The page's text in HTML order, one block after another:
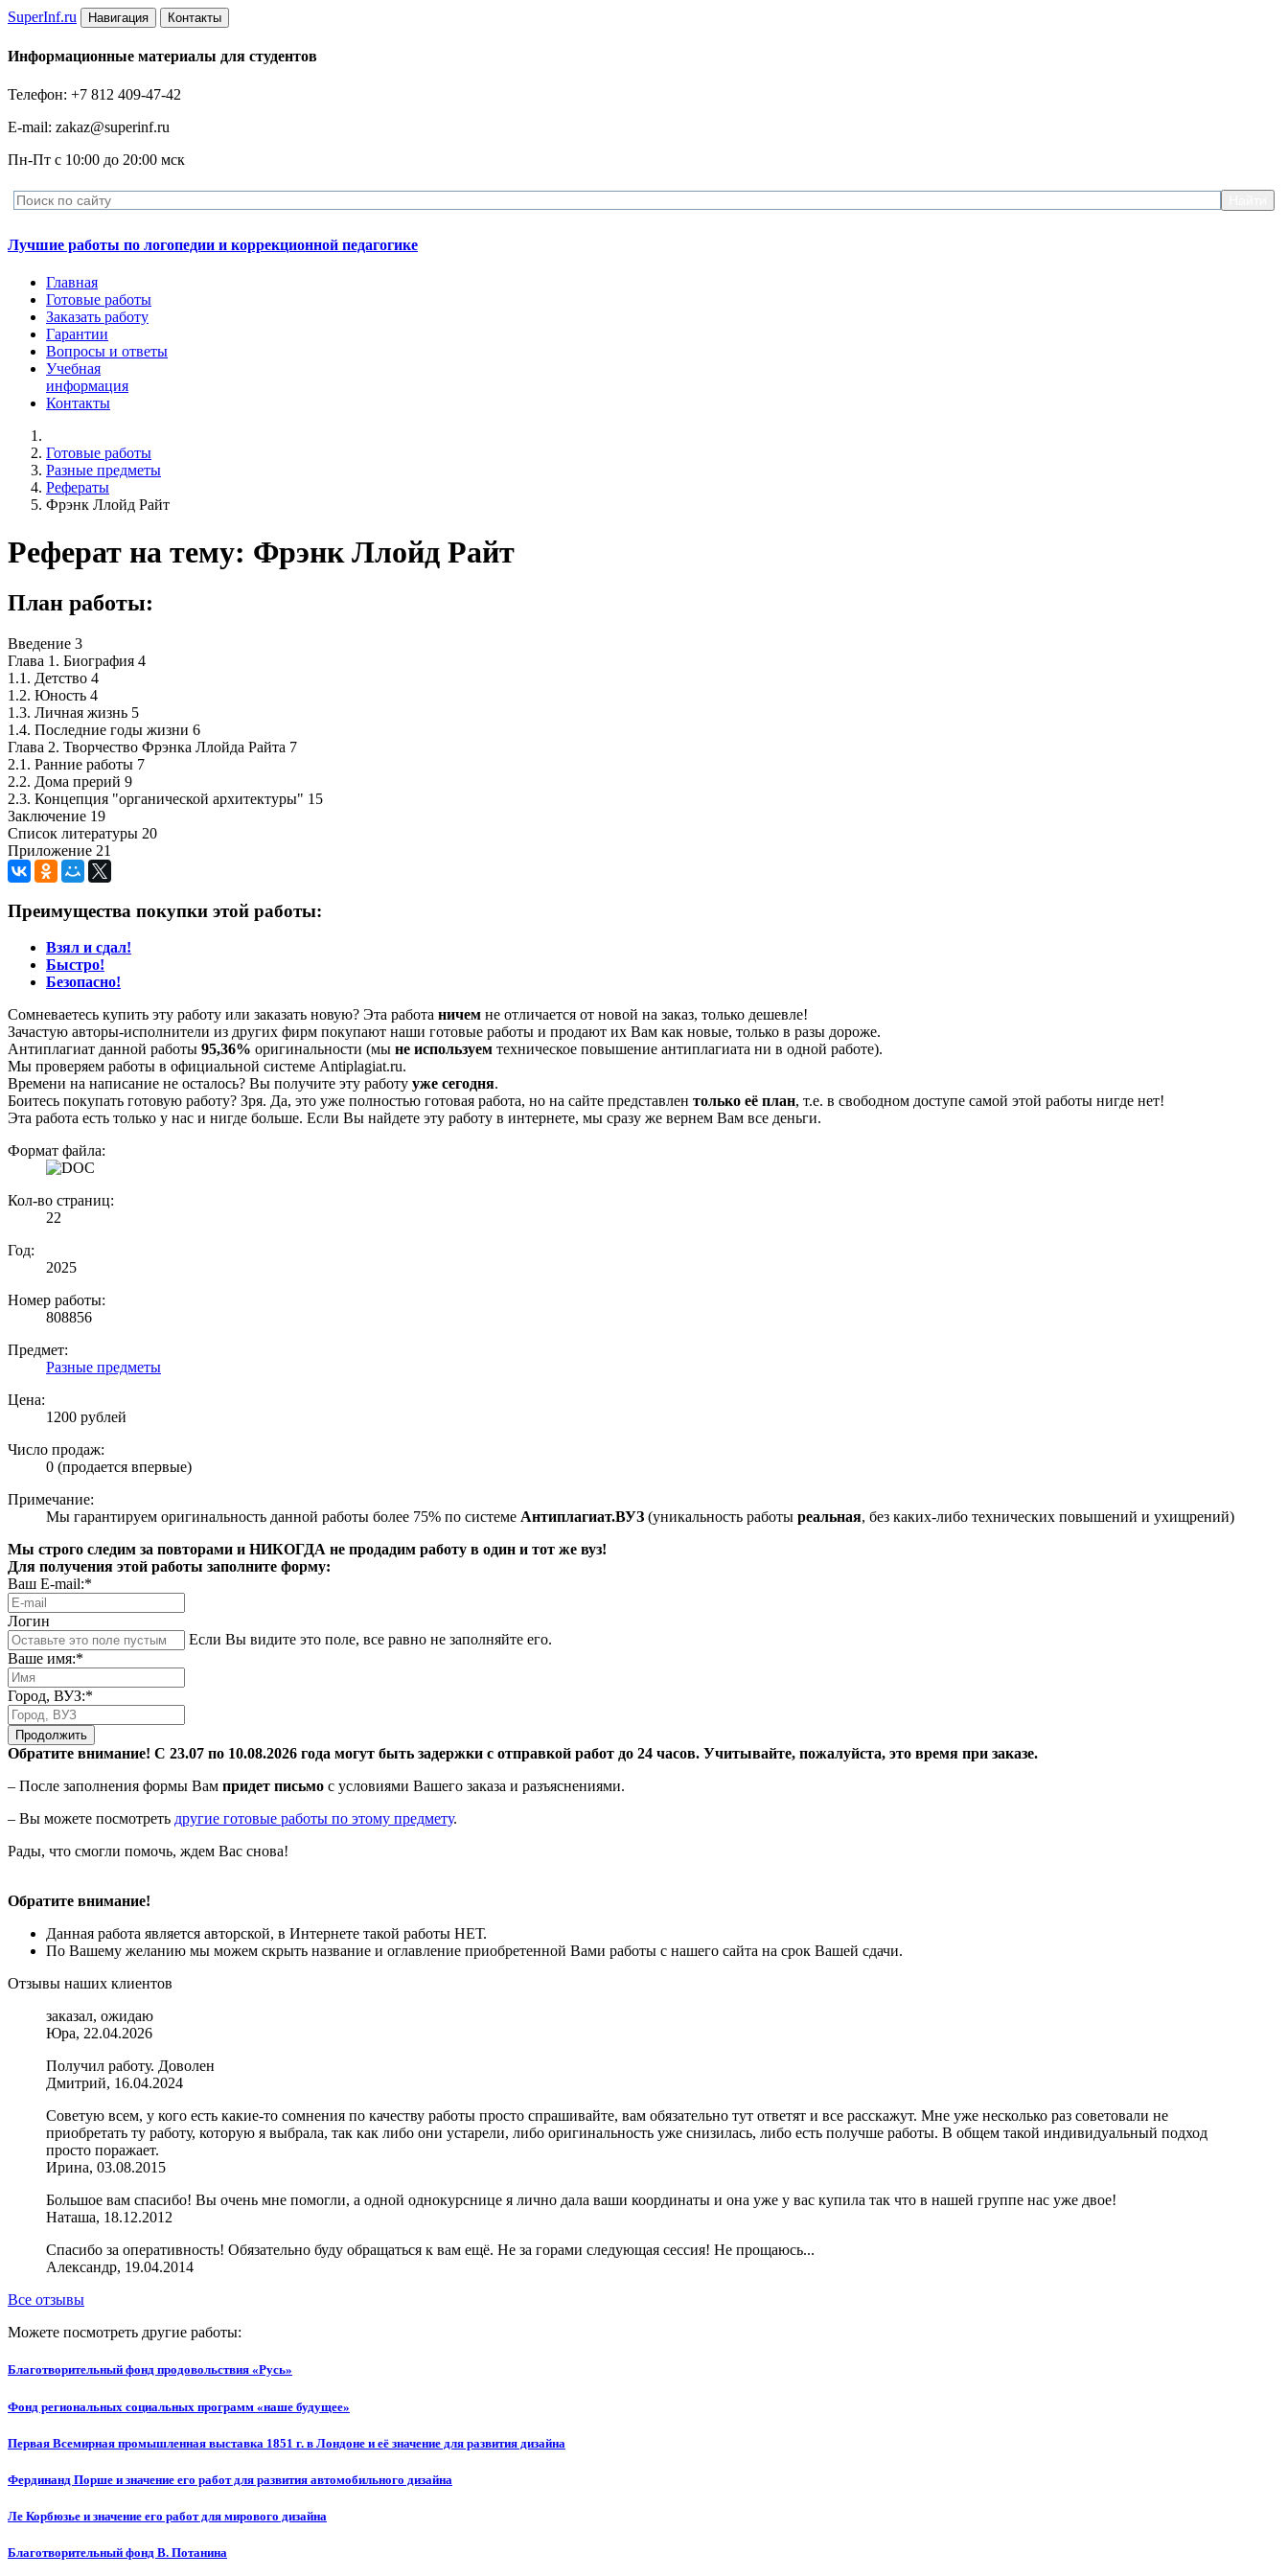
SuperInf.ru Навигация Контакты
Информационные материалы для студентов
Телефон: +7 812 409-47-42
E-mail: zakaz@superinf.ru
Пн-Пт с 10:00 до 20:00 мск
Лучшие работы по логопедии и коррекционной педагогике
Главная
Готовые работы
Заказать работу
Гарантии
Вопросы и ответы
Учебная
информация
Контакты
Готовые работы
Разные предметы
Рефераты
Фрэнк Ллойд Райт
Реферат на тему: Фрэнк Ллойд Райт
План работы:
Введение 3
Глава 1. Биография 4
1.1. Детство 4
1.2. Юность 4
1.3. Личная жизнь 5
1.4. Последние годы жизни 6
Глава 2. Творчество Фрэнка Ллойда Райта 7
2.1. Ранние работы 7
2.2. Дома прерий 9
2.3. Концепция "органической архитектуры" 15
Заключение 19
Список литературы 20
Приложение 21
Преимущества покупки этой работы:
Взял и сдал!
Быстро!
Безопасно!
Сомневаетесь купить эту работу или заказать новую? Эта работа ничем не отличается от новой на заказ, только дешевле!
Зачастую авторы-исполнители из других фирм покупают наши готовые работы и продают их Вам как новые, только в разы дороже.
Антиплагиат данной работы 95,36% оригинальности (мы не используем техническое повышение антиплагиата ни в одной работе).
Мы проверяем работы в официальной системе Аntiplagiat.ru.
Времени на написание не осталось? Вы получите эту работу уже сегодня.
Боитесь покупать готовую работу? Зря. Да, это уже полностью готовая работа, но на сайте представлен только её план, т.е. в свободном доступе самой этой работы нигде нет!
Эта работа есть только у нас и нигде больше. Если Вы найдете эту работу в интернете, мы сразу же вернем Вам все деньги.
Формат файла:
Кол-во страниц:
22
Год:
2025
Номер работы:
808856
Предмет:
Разные предметы
Цена:
1200 рублей
Число продаж:
0 (продается впервые)
Примечание:
Мы гарантируем оригинальность данной работы более 75% по системе Антиплагиат.ВУЗ (уникальность работы реальная, без каких-либо технических повышений и ухищрений)
Мы строго следим за повторами и НИКОГДА не продадим работу в один и тот же вуз!
Для получения этой работы заполните форму:
Ваш E-mail:*
Логин
Если Вы видите это поле, все равно не заполняйте его.
Ваше имя:*
Город, ВУЗ:*
Продолжить
Обратите внимание! С 23.07 по 10.08.2026 года могут быть задержки с отправкой работ до 24 часов. Учитывайте, пожалуйста, это время при заказе.
– После заполнения формы Вам придет письмо с условиями Вашего заказа и разъяснениями.
– Вы можете посмотреть другие готовые работы по этому предмету.
Рады, что смогли помочь, ждем Вас снова!
Обратите внимание!
Данная работа является авторской, в Интернете такой работы НЕТ.
По Вашему желанию мы можем скрыть название и оглавление приобретенной Вами работы с нашего сайта на срок Вашей сдачи.
Отзывы наших клиентов
заказал, ожидаю
Юра, 22.04.2026
Получил работу. Доволен
Дмитрий, 16.04.2024
Советую всем, у кого есть какие-то сомнения по качеству работы просто спрашивайте, вам обязательно тут ответят и все расскажут. Мне уже несколько раз советовали не
приобретать ту работу, которую я выбрала, так как либо они устарели, либо оригинальность уже снизилась, либо есть получше работы. В общем такой индивидуальный подход
просто поражает.
Ирина, 03.08.2015
Большое вам спасибо! Вы очень мне помогли, а одной однокурснице я лично дала ваши координаты и она уже у вас купила так что в нашей группе нас уже двое!
Наташа, 18.12.2012
Спасибо за оперативность! Обязательно буду обращаться к вам ещё. Не за горами следующая сессия! Не прощаюсь...
Александр, 19.04.2014
Все отзывы
Можете посмотреть другие работы:
Благотворительный фонд продовольствия «Русь»
Фонд региональных социальных программ «наше будущее»
Первая Всемирная промышленная выставка 1851 г. в Лондоне и её значение для развития дизайна
Фердинанд Порше и значение его работ для развития автомобильного дизайна
Ле Корбюзье и значение его работ для мирового дизайна
Благотворительный фонд В. Потанина